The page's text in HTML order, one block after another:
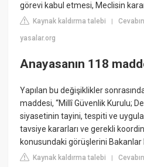
görevi kabul etmesi, Meclisin
Kaynak kaldırma talebi |
yasalar.org
Anayasanın 118
Yapılan bu değişiklikler
maddesi, “Millî Güvenlik Kurulu;
siyasetinin tayini, tespiti ve
tavsiye kararları ve gerekli
konusundaki görüşlerini Bakanlar
Kaynak kaldırma talebi |